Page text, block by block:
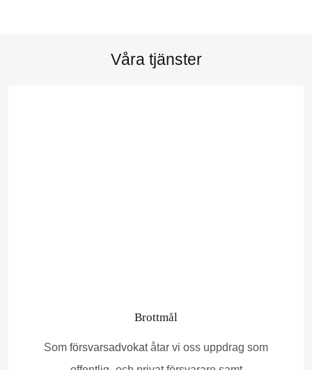
Våra tjänster
Brottmål
Som försvarsadvokatåtar vi oss uppdrag som